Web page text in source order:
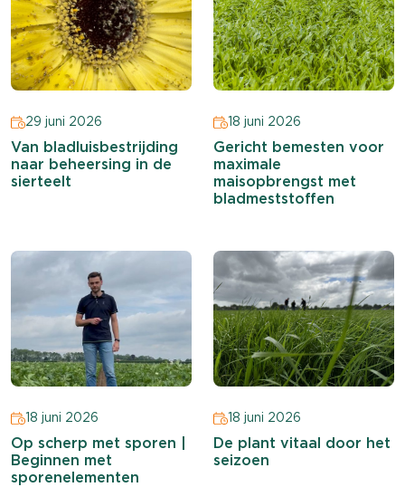
29 juni 2026
Van bladluisbestrijding
naar beheersing in de
sierteelt
18 juni 2026
Gericht bemesten voor
maximale
maisopbrengst met
bladmeststoffen
18 juni 2026
Op scherp met sporen |
Beginnen met
sporenelementen
18 juni 2026
De plant vitaal door het
seizoen